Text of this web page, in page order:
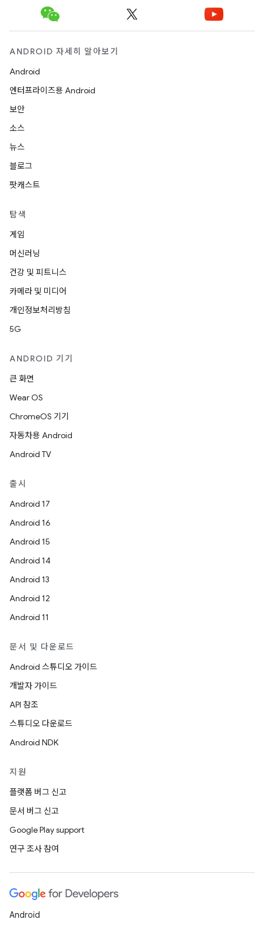
ANDROID 자세히 알아보기
Android
엔터프라이즈용 Android
보안
소스
뉴스
블로그
팟캐스트
탐색
게임
머신러닝
건강 및 피트니스
카메라 및 미디어
개인정보처리방침
5G
ANDROID 기기
큰 화면
Wear OS
ChromeOS 기기
자동차용 Android
Android TV
출시
Android 17
Android 16
Android 15
Android 14
Android 13
Android 12
Android 11
문서 및 다운로드
Android 스튜디오 가이드
개발자 가이드
API 참조
스튜디오 다운로드
Android NDK
지원
플랫폼 버그 신고
문서 버그 신고
Google Play support
연구 조사 참여
Android